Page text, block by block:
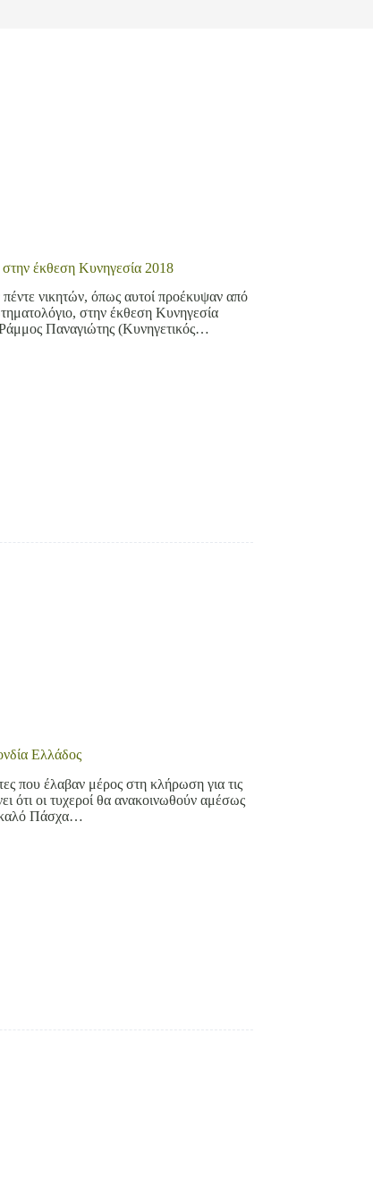
έκθεση Κυνηγεσία 2018
νικητών, όπως αυτοί προέκυψαν από
στην έκθεση Κυνηγεσία
Παναγιώτης (Κυνηγετικός…
Ελλάδος
που έλαβαν μέρος στη κλήρωση για τις
ότι οι τυχεροί θα ανακοινωθούν αμέσως
καλό Πάσχα…